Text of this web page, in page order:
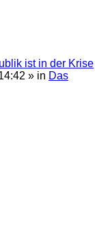
ist in der Krise
» in Das